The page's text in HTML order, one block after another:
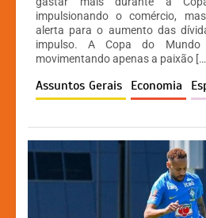
s
A
p
p
e
b
o
o
k
s
e
n
g
er
y
Li
n
k
impulsionando o comércio,
alerta para o aumento das
impulso. A Copa do
movimentando apenas a paixão
Assuntos Gerais Economia